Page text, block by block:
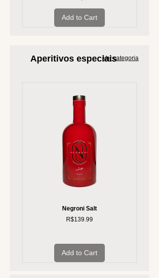
Add to Cart
Aperitivos especiais
Negroni Salt
Price
R$139.99
Add to Cart
Ver categoria